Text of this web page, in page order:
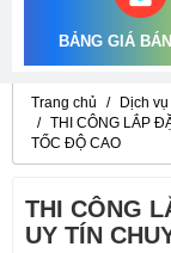
BẢNG GIÁ
Trang chủ
Dịch vụ
THI CÔNG LẮP
TỐC ĐỘ CAO
THI CÔNG
UY TÍN